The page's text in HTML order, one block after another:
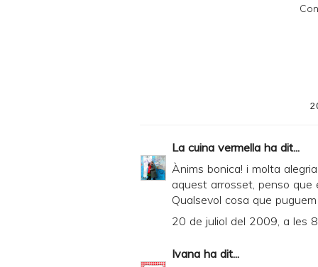
La cuina vermella ha dit...
Ànims bonica! i molta
aquest arrosset, penso que
Qualsevol cosa que
20 de juliol del 2009, a les
Ivana ha dit...